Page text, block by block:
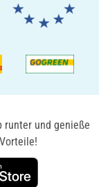
runter und genieße